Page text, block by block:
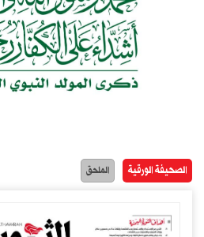
الصحيفة الورقية الملحق